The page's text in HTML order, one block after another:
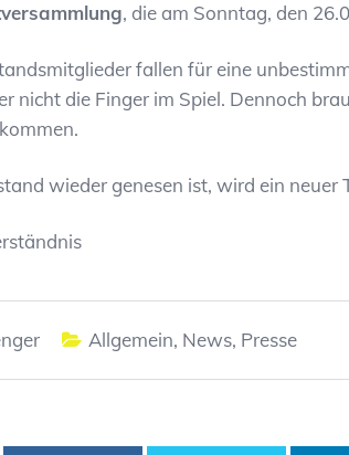
, die am Sonntag, den
fallen für eine
nicht die Finger im Spiel. Dennoch
wieder genesen ist, wird ein neuer
Allgemein, News, Presse